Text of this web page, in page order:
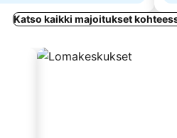
Katso kaikki majoitukset